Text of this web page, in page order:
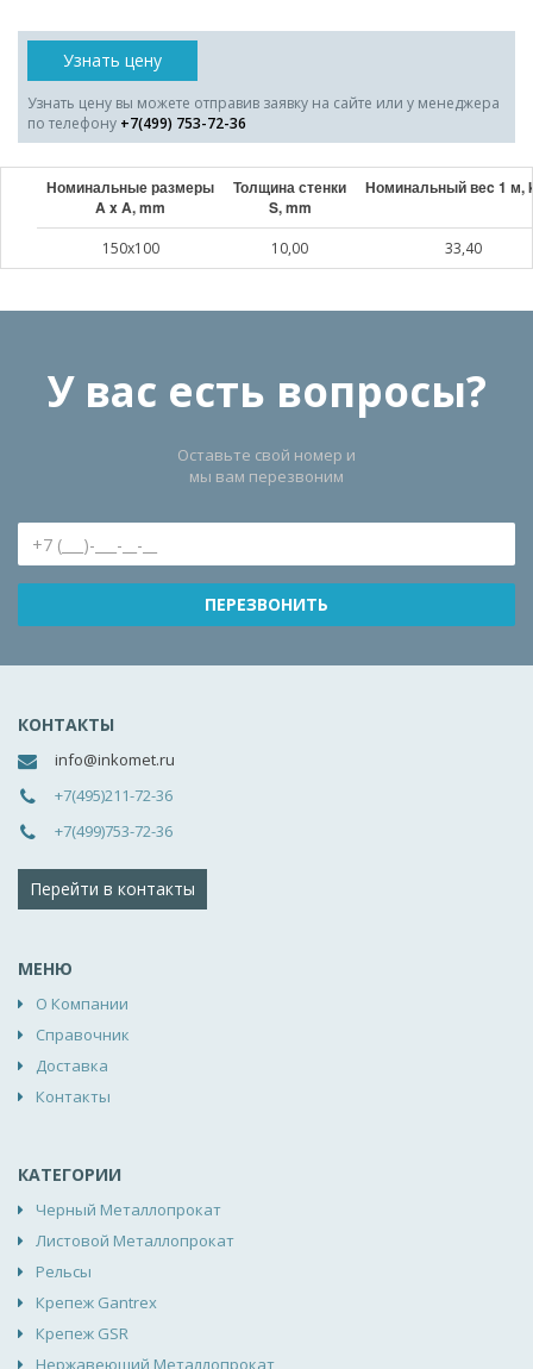
Узнать цену
Узнать цену вы можете отправив заявку на сайте или у менеджера
по телефону +7(499) 753-72-36
Номинальные размеры
A x A, mm
Толщина стенки
S, mm
Номинальный веc 1 м,
150x100 10,00 33,40
У вас есть вопросы?
Оставьте свой номер и
мы вам перезвоним
КОНТАКТЫ
info@inkomet.ru
+7(495)211-72-36
+7(499)753-72-36
Перейти в контакты
МЕНЮ
О Компании
Справочник
Доставка
Контакты
КАТЕГОРИИ
Черный Металлопрокат
Листовой Металлопрокат
Рельсы
Крепеж Gantrex
Крепеж GSR
Нержавеющий Металлопрокат